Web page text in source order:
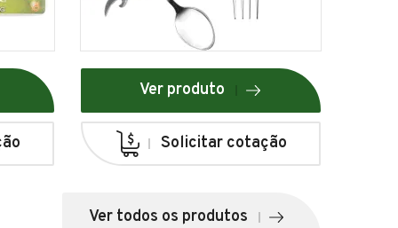
Ver produto
Solicitar cotação
Ver todos os produtos